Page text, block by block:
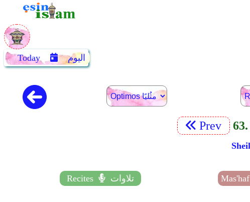
Today اليوم
Prev
Recites تلاوات Mas'haf